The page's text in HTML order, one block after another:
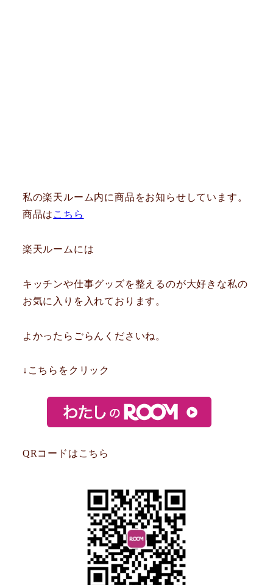
私の楽天ルーム内に商品をお知らせしています。
商品は こちら
楽天ルームには
キッチンや仕事グッズを整えるのが大好きな私の
お気に入りを入れております。
よかったらごらんくださいね。
↓こちらをクリック
QRコードはこちら